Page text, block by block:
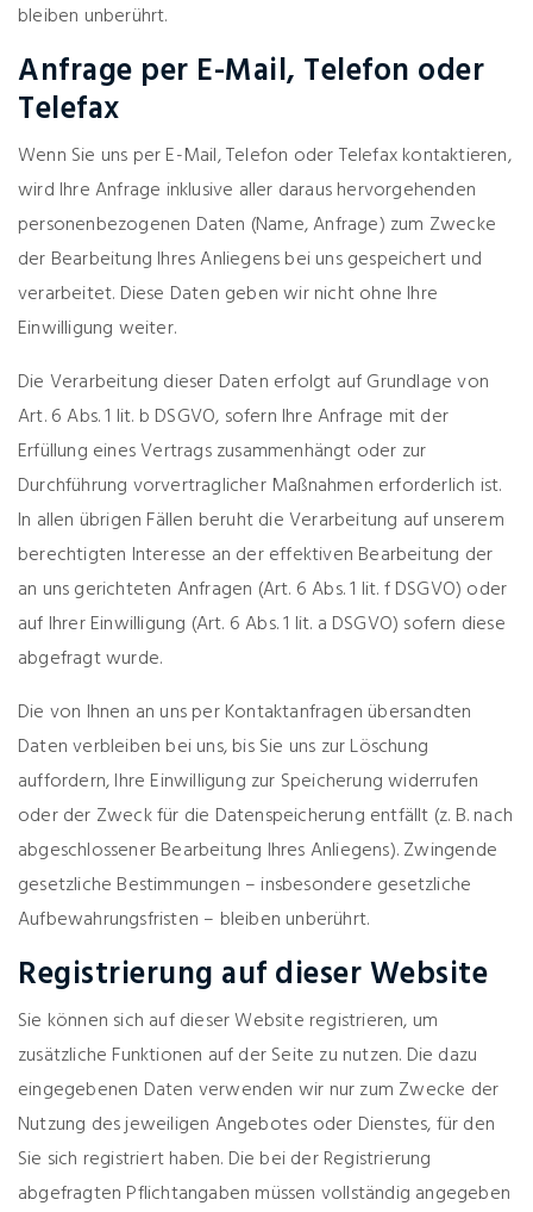
bleiben unberührt.
Anfrage per E-Mail, Telefon oder
Telefax
Wenn Sie uns per E-Mail, Telefon oder Telefax kontaktieren,
wird Ihre Anfrage inklusive aller daraus hervorgehenden
personenbezogenen Daten (Name, Anfrage) zum Zwecke
der Bearbeitung Ihres Anliegens bei uns gespeichert und
verarbeitet. Diese Daten geben wir nicht ohne Ihre
Einwilligung weiter.
Die Verarbeitung dieser Daten erfolgt auf Grundlage von
Art. 6 Abs. 1 lit. b DSGVO, sofern Ihre Anfrage mit der
Erfüllung eines Vertrags zusammenhängt oder zur
Durchführung vorvertraglicher Maßnahmen erforderlich ist.
In allen übrigen Fällen beruht die Verarbeitung auf unserem
berechtigten Interesse an der effektiven Bearbeitung der
an uns gerichteten Anfragen (Art. 6 Abs. 1 lit. f DSGVO) oder
auf Ihrer Einwilligung (Art. 6 Abs. 1 lit. a DSGVO) sofern diese
abgefragt wurde.
Die von Ihnen an uns per Kontaktanfragen übersandten
Daten verbleiben bei uns, bis Sie uns zur Löschung
auffordern, Ihre Einwilligung zur Speicherung widerrufen
oder der Zweck für die Datenspeicherung entfällt (z. B. nach
abgeschlossener Bearbeitung Ihres Anliegens). Zwingende
gesetzliche Bestimmungen – insbesondere gesetzliche
Aufbewahrungsfristen – bleiben unberührt.
Registrierung auf dieser Website
Sie können sich auf dieser Website registrieren, um
zusätzliche Funktionen auf der Seite zu nutzen. Die dazu
eingegebenen Daten verwenden wir nur zum Zwecke der
Nutzung des jeweiligen Angebotes oder Dienstes, für den
Sie sich registriert haben. Die bei der Registrierung
abgefragten Pflichtangaben müssen vollständig angegeben